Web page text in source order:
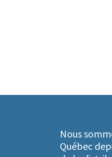
Nous
Québec